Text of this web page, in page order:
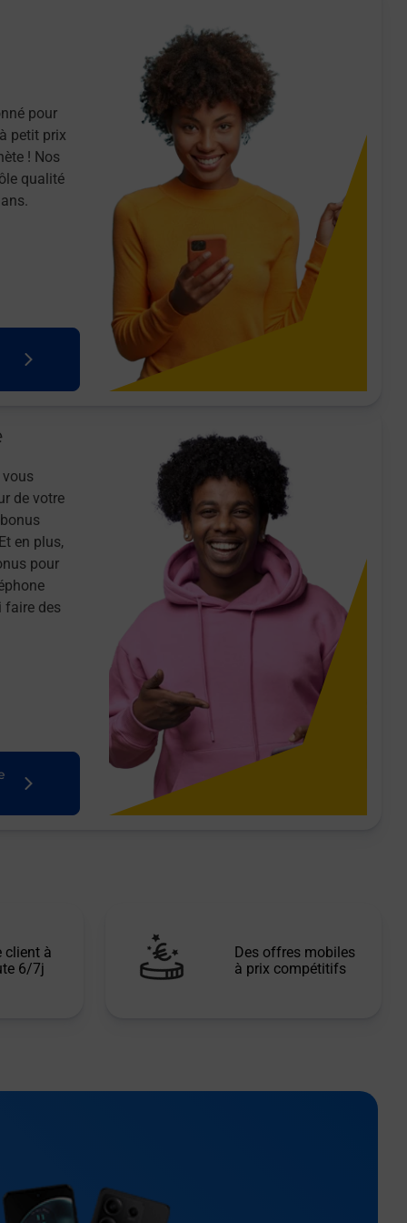
pour
petit prix
! Nos
qualité
vous
de votre
en plus,
pour
faire des
client à
6/7j
Des offres mobiles
à prix compétitifs